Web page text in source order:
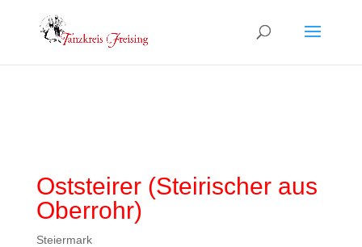
Oststeirer (Steirischer aus
Oberrohr)
Steiermark